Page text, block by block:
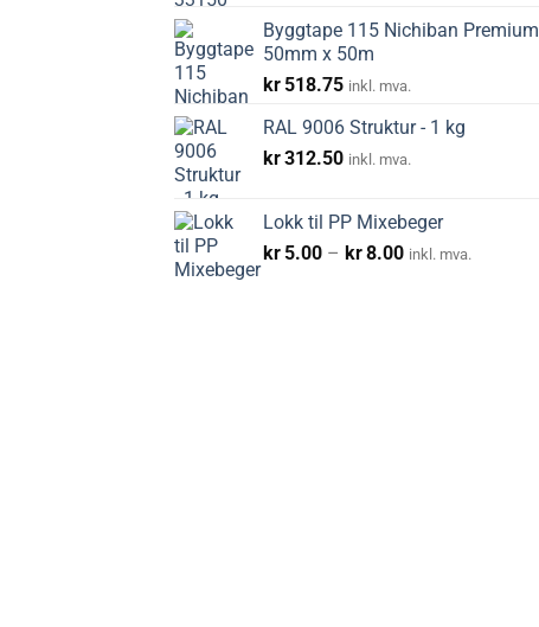
til
Byggtape 115 Nichiban Premium
50mm x 50m
kr518.75 inkl. mva.
RAL 9006 Struktur - 1 kg
kr312.50 inkl. mva.
Lokk til PP Mixebeger
kr5.00 – kr8.00Prisområde:
inkl. mva.